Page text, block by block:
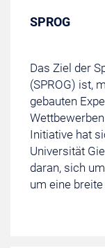
SPROG
Das Ziel der
(SPROG) ist,
gebauten
Initiative hat
Universität
daran, sich
um eine